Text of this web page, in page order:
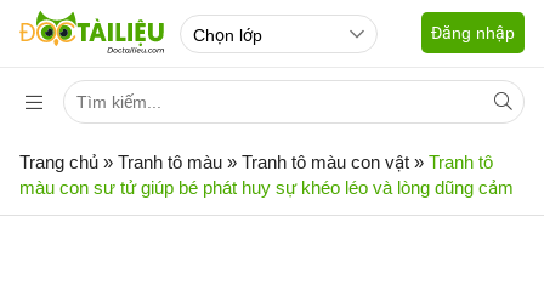
Đăng nhập
Trang chủ » Tranh tô màu » Tranh tô màu con vật » Tranh tô
màu con sư tử giúp bé phát huy sự khéo léo và lòng dũng cảm